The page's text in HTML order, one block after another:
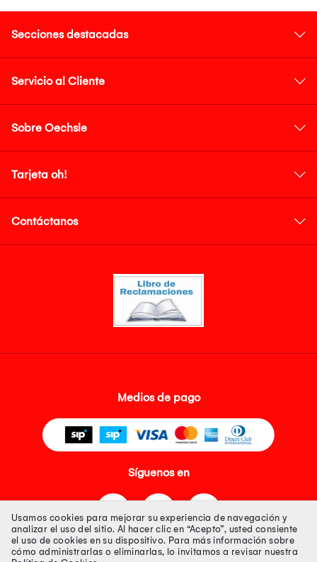
Secciones destacadas
Servicio al Cliente
Sobre Oechsle
Tarjeta oh!
Contáctanos
Medios de pago
Síguenos en
Usamos cookies para mejorar su experiencia de navegación y
analizar el uso del sitio. Al hacer clic en “Acepto”, usted consiente
el uso de cookies en su dispositivo. Para más información sobre
cómo administrarlas o eliminarlas, lo invitamos a revisar nuestra